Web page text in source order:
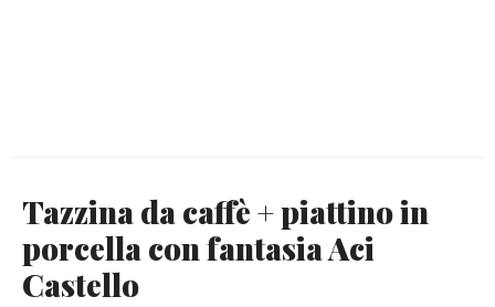
Tazzina da caffè + piattino in
porcella con fantasia Aci
Castello